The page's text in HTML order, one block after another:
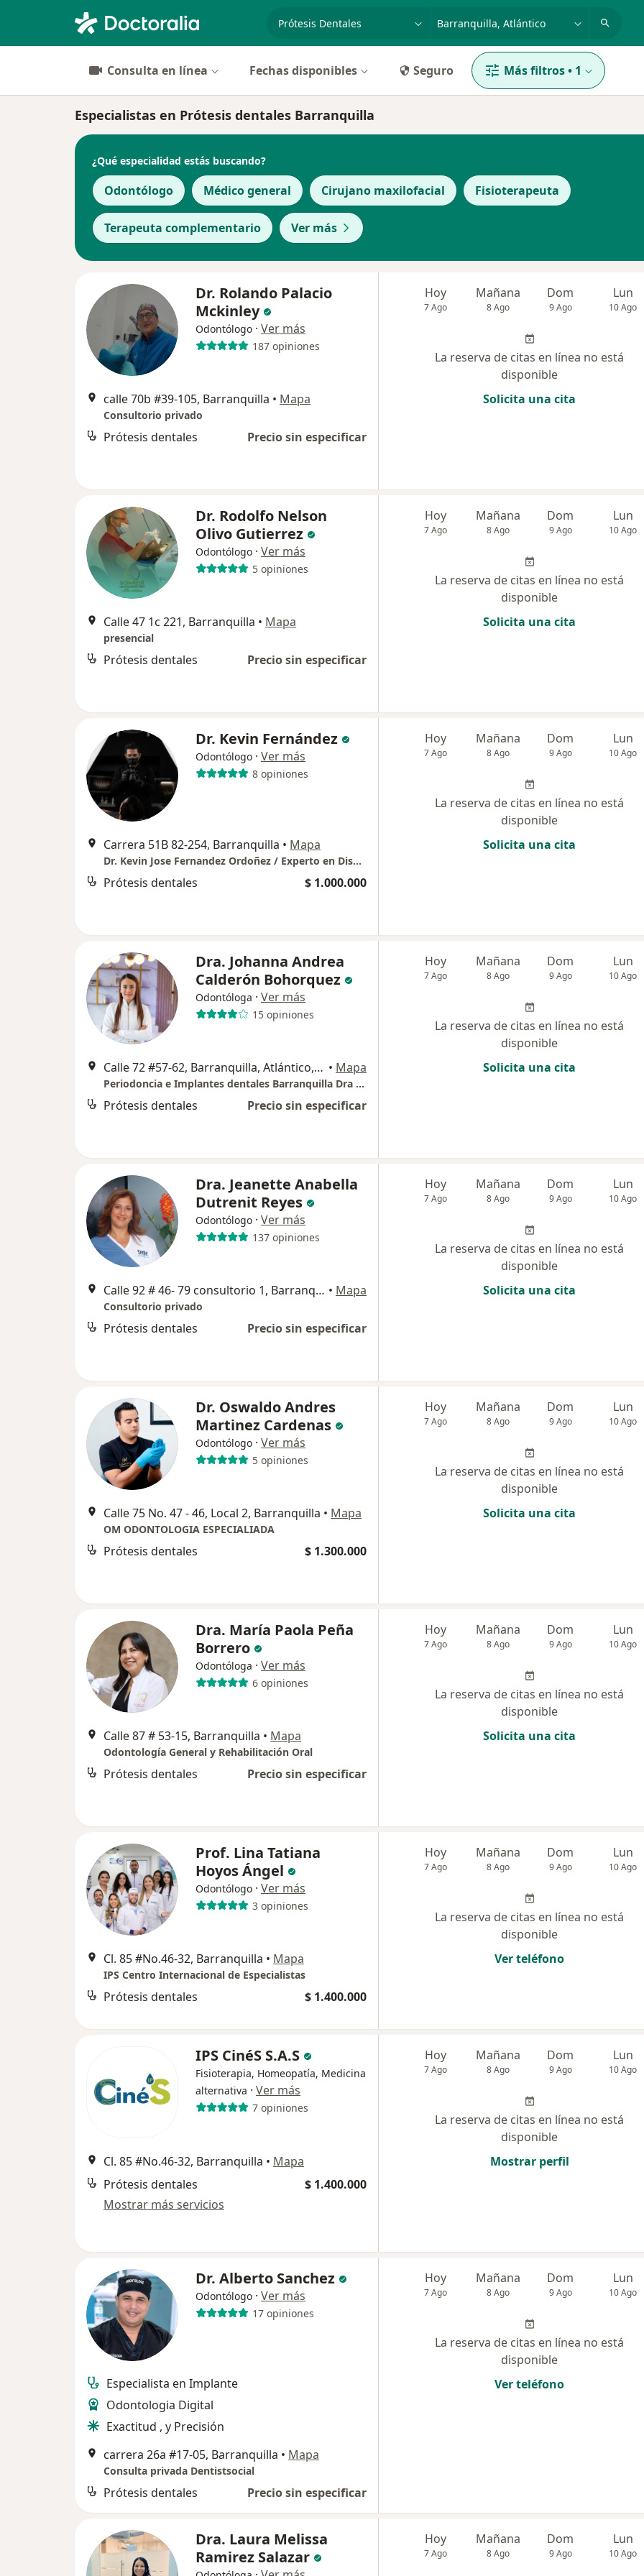
especialidad, enfermedad o nombre
Consulta en línea Fechas disponibles Seguro Más filtros• 1
Especialistas en Prótesis dentales Barranquilla
¿Qué especialidad estás buscando?
Odontólogo Médico general Cirujano maxilofacial Fisioterapeuta
Terapeuta complementario Ver más
Dr. Rolando Palacio
Mckinley
Odontólogo · Ver más
187 opiniones
calle 70b #39-105, Barranquilla • Mapa
Consultorio privado
Prótesis dentales Precio sin especificar
Hoy
7 Ago
Mañana
8 Ago
Dom
9 Ago
Lun
10 Ago
La reserva de citas en línea no está
disponible
Solicita una cita
Dr. Rodolfo Nelson
Olivo Gutierrez
Odontólogo · Ver más
5 opiniones
Calle 47 1c 221, Barranquilla • Mapa
presencial
Prótesis dentales Precio sin especificar
Hoy
7 Ago
Mañana
8 Ago
Dom
9 Ago
Lun
10 Ago
La reserva de citas en línea no está
disponible
Solicita una cita
Dr. Kevin Fernández
Odontólogo · Ver más
8 opiniones
Carrera 51B 82-254, Barranquilla • Mapa
Dr. Kevin Jose Fernandez Ordoñez / Experto en Diseños de Sonrisas
Prótesis dentales $ 1.000.000
Hoy
7 Ago
Mañana
8 Ago
Dom
9 Ago
Lun
10 Ago
La reserva de citas en línea no está
disponible
Solicita una cita
Dra. Johanna Andrea
Calderón Bohorquez
Odontóloga · Ver más
15 opiniones
Calle 72 #57-62, Barranquilla, Atlántico, Barranquilla • Mapa
Periodoncia e Implantes dentales Barranquilla Dra Johanna Calderón
Prótesis dentales Precio sin especificar
Hoy
7 Ago
Mañana
8 Ago
Dom
9 Ago
Lun
10 Ago
La reserva de citas en línea no está
disponible
Solicita una cita
Dra. Jeanette Anabella
Dutrenit Reyes
Odontólogo · Ver más
137 opiniones
Calle 92 # 46- 79 consultorio 1, Barranquilla • Mapa
Consultorio privado
Prótesis dentales Precio sin especificar
Hoy
7 Ago
Mañana
8 Ago
Dom
9 Ago
Lun
10 Ago
La reserva de citas en línea no está
disponible
Solicita una cita
Dr. Oswaldo Andres
Martinez Cardenas
Odontólogo · Ver más
5 opiniones
Calle 75 No. 47 - 46, Local 2, Barranquilla • Mapa
OM ODONTOLOGIA ESPECIALIADA
Prótesis dentales $ 1.300.000
Hoy
7 Ago
Mañana
8 Ago
Dom
9 Ago
Lun
10 Ago
La reserva de citas en línea no está
disponible
Solicita una cita
Dra. María Paola Peña
Borrero
Odontóloga · Ver más
6 opiniones
Calle 87 # 53-15, Barranquilla • Mapa
Odontología General y Rehabilitación Oral
Prótesis dentales Precio sin especificar
Hoy
7 Ago
Mañana
8 Ago
Dom
9 Ago
Lun
10 Ago
La reserva de citas en línea no está
disponible
Solicita una cita
Prof. Lina Tatiana
Hoyos Ángel
Odontólogo · Ver más
3 opiniones
Cl. 85 #No.46-32, Barranquilla • Mapa
IPS Centro Internacional de Especialistas
Prótesis dentales $ 1.400.000
Hoy
7 Ago
Mañana
8 Ago
Dom
9 Ago
Lun
10 Ago
La reserva de citas en línea no está
disponible
Ver teléfono
IPS CinéS S.A.S
Fisioterapia, Homeopatía, Medicina
alternativa · Ver más
7 opiniones
Cl. 85 #No.46-32, Barranquilla • Mapa
Prótesis dentales
$ 1.400.000
Mostrar más servicios
Hoy
7 Ago
Mañana
8 Ago
Dom
9 Ago
Lun
10 Ago
La reserva de citas en línea no está
disponible
Mostrar perfil
Dr. Alberto Sanchez
Odontólogo · Ver más
17 opiniones
Especialista en Implante
Odontologia Digital
Exactitud , y Precisión
carrera 26a #17-05, Barranquilla • Mapa
Consulta privada Dentistsocial
Prótesis dentales Precio sin especificar
Hoy
7 Ago
Mañana
8 Ago
Dom
9 Ago
Lun
10 Ago
La reserva de citas en línea no está
disponible
Ver teléfono
Dra. Laura Melissa
Ramirez Salazar
Hoy
7 Ago
Mañana
8 Ago
Dom
9 Ago
Lun
10 Ago